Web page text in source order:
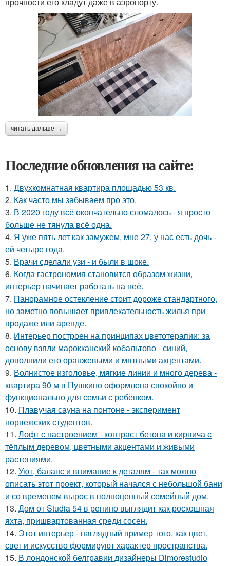
читать дальше →
Последние обновления на сайте:
1. Двухкомнатная квартира площадью 53 кв.
2. Как часто мы забываем про это.
3. В 2020 году всё окончательно сломалось - я просто
больше не тянула всё одна.
4. Я уже пять лет как замужем, мне 27, у нас есть дочь -
ей четыре года.
5. Врачи сделали узи - и были в шоке.
6. Когда гастрономия становится образом жизни,
интерьер начинает работать на неё.
7. Панорамное остекление стоит дороже стандартного,
но заметно повышает привлекательность жилья при
продаже или аренде.
8. Интерьер построен на принципах цветотерапии: за
основу взяли марокканский кобальтово - синий,
дополнили его оранжевыми и мятными акцентами.
9. Волнистое изголовье, мягкие линии и много дерева -
квартира 90 м в Пушкино оформлена спокойно и
функционально для семьи с ребёнком.
10. Плавучая сауна на понтоне - эксперимент
норвежских студентов.
11. Лофт с настроением - контраст бетона и кирпича с
тёплым деревом, цветными акцентами и живыми
растениями.
12. Уют, баланс и внимание к деталям - так можно
описать этот проект, который начался с небольшой бани
и со временем вырос в полноценный семейный дом.
13. Дом от Studia 54 в репино выглядит как роскошная
яхта, пришвартованная среди сосен.
14. Этот интерьер - наглядный пример того, как цвет,
свет и искусство формируют характер пространства.
15. В лондонской белгравии дизайнеры Dimorestudio